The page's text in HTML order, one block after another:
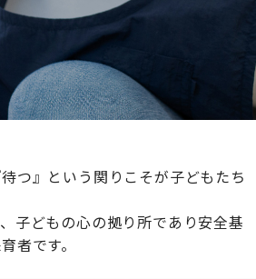
つ』という関りこそが子どもたち
子どもの心の拠り所であり安全基
者です。